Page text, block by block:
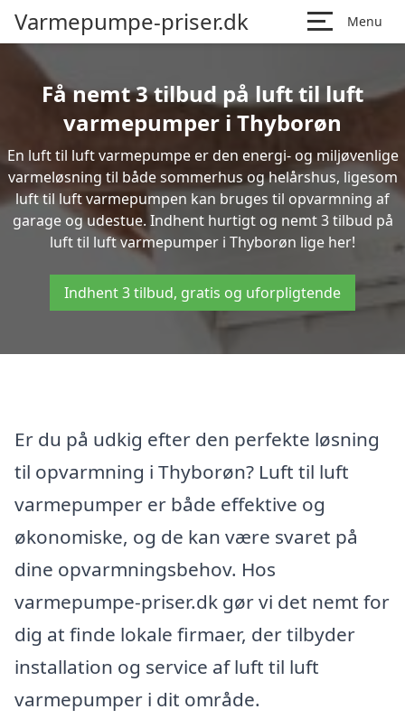
Varmepumpe-priser.dk Menu
Få nemt 3 tilbud på luft til luft
varmepumper i Thyborøn
En luft til luft varmepumpe er den energi- og miljøvenlige
varmeløsning til både sommerhus og helårshus, ligesom
luft til luft varmepumpen kan bruges til opvarmning af
garage og udestue. Indhent hurtigt og nemt 3 tilbud på
luft til luft varmepumper i Thyborøn lige her!
Indhent 3 tilbud, gratis og uforpligtende
Er du på udkig efter den perfekte løsning
til opvarmning i Thyborøn? Luft til luft
varmepumper er både effektive og
økonomiske, og de kan være svaret på
dine opvarmningsbehov. Hos
varmepumpe-priser.dk gør vi det nemt for
dig at finde lokale firmaer, der tilbyder
installation og service af luft til luft
varmepumper i dit område.